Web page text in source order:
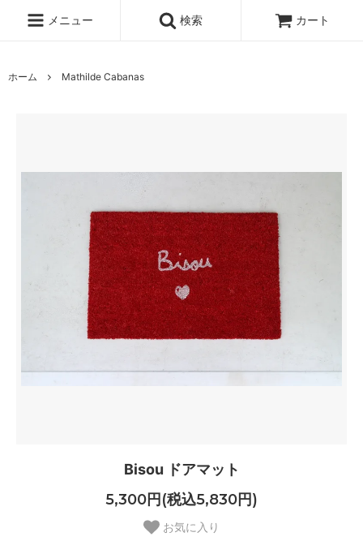
メニュー 検索 カート
ホーム Mathilde Cabanas
Bisou ドアマット
5,300円(税込5,830円)
お気に入り